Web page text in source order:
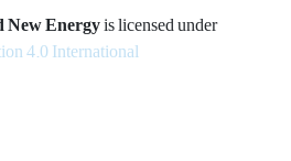
New Energyis licensed under
4.0 International